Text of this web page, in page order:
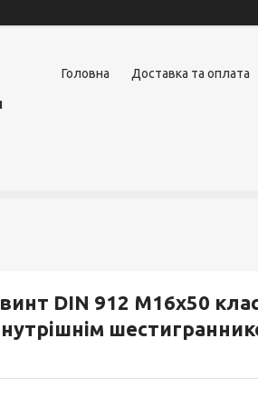
Головна Доставка та оплата
DIN 912 М16х50